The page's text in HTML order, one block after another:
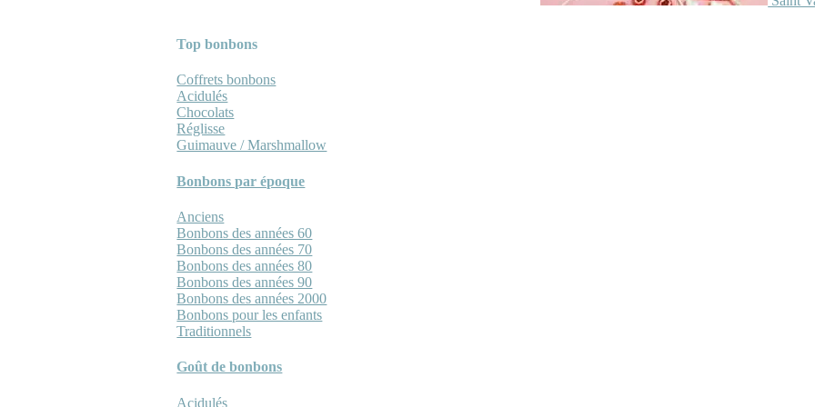
Top bonbons
Coffrets bonbons
Acidulés
Chocolats
Réglisse
Guimauve / Marshmallow
Bonbons par époque
Anciens
Bonbons des années 60
Bonbons des années 70
Bonbons des années 80
Bonbons des années 90
Bonbons des années 2000
Bonbons pour les enfants
Traditionnels
Goût de bonbons
Acidulés